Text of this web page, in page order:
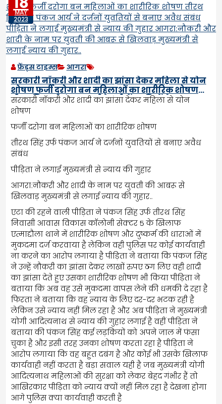
MAY
2023
फ्रेंड्स टाइम्स आगरा
सरकारी नॉकरी और शादी का झांसा देकर महिला से योन
शोषण फर्जी दरोगा बन महिलाओं का शारीरिक शोषण
तीरथ सिंह उर्फ पंकज आर्य ने दर्जनों युवतियों से बनाए
अवैध संबंध पीड़िता ने लगाई मुख्यमंत्री से न्याय की गुहार
खिलवाड़ मुख्यमंत्री से लगाई न्याय की गुहार..
सरकारी नॉकरी और शादी का झांसा देकर महिला से योन
शोषण
फर्जी दरोगा बन महिलाओं का शारीरिक शोषण
तीरथ सिंह उर्फ पंकज आर्य ने दर्जनों युवतियों से बनाए अवैध
संबंध
पीड़िता ने लगाई मुख्यमंत्री से न्याय की गुहार
आगरा:नौकरी और शादी के नाम पर युवती की आबरू से
खिलवाड़ मुख्यमंत्री से लगाई न्याय की गुहार..
एटा की रहने वाली पीड़िता ने पंकज सिंह उर्फ तीरथ सिंह
निवासी आवास विकास कॉलोनी सेक्टर 5 के खिलाफ
एत्माद्दौला थाने में शारीरिक शोषण और दुष्कर्म की धाराओं में
मुकदमा दर्ज करवाया है लेकिन वही पुलिस पर कोई कार्यवाही
ना करने का आरोप लगाया है पीड़िता ने बताया कि पंकज सिंह
ने उन्हें नौकरी का झांसा देकर लाखों रुपए ठग लिए वही शादी
का झांसा देते हुए उसका शारीरिक शोषण भी किया पीड़िता ने
बताया कि अब वह उसे मुकदमा वापस लेने की धमकी दे रहा है
फिरता ने बताया कि वह न्याय के लिए दर-दर भटक रही है
लेकिन उसे न्याय नहीं मिल रहा है और अब पीड़िता ने मुख्यमंत्री
योगी आदित्यनाथ से न्याय की गुहार लगाई है वहीं पीड़िता ने
बताया की पंकज सिंह कई लड़कियों को अपने जाल में फंसा
चुका है और इसी तरह उनका शोषण करता रहा है पीड़िता ने
आरोप लगाया कि वह बहुत दबंग है और कोई भी उसके खिलाफ
कार्यवाही नहीं करता है बड़ा सवाल यही है जब मुख्यमंत्री योगी
आदित्यनाथ महिलाओं की सुरक्षा को लेकर बेहद गंभीर हैं तो
आखिरकार पीड़िता को न्याय क्यों नहीं मिल रहा है देखना होगा
आगे पुलिस क्या कार्यवाही करती है